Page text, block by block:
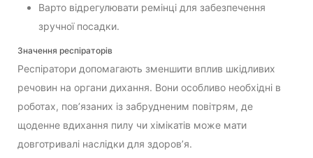
Варто відрегулювати ремінці для забезпечення
зручної посадки.
Значення респіраторів
Респіратори допомагають зменшити вплив шкідливих
речовин на органи дихання. Вони особливо необхідні в
роботах, пов’язаних із забрудненим повітрям, де
щоденне вдихання пилу чи хімікатів може мати
довготривалі наслідки для здоров’я.